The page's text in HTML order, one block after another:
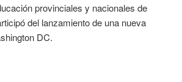
provinciales y nacionales de
del lanzamiento de una nueva
DC.